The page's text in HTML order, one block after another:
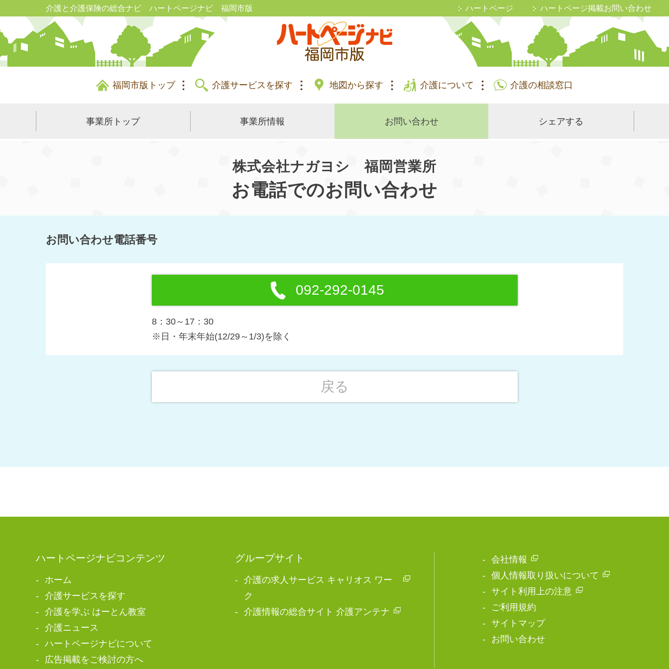
介護と介護保険の総合ナビ ハートページナビ 福岡市版 ハートページ ハートページ掲載お問い合わせ
福岡市版トップ 介護サービスを探す 地図から探す 介護について 介護の相談窓口
事業所トップ 事業所情報 お問い合わせ シェアする
株式会社ナガヨシ 福岡営業所
お電話でのお問い合わせ
お問い合わせ電話番号
092-292-0145
8：30～17：30
※日・年末年始(12/29～1/3)を除く
戻る
ハートページナビコンテンツ
ホーム
介護サービスを探す
介護を学ぶ はーとん教室
介護ニュース
ハートページナビについて
広告掲載をご検討の方へ
グループサイト
介護の求人サービス キャリオス ワー
ク
介護情報の総合サイト 介護アンテナ
会社情報
個人情報取り扱いについて
サイト利用上の注意
ご利用規約
サイトマップ
お問い合わせ